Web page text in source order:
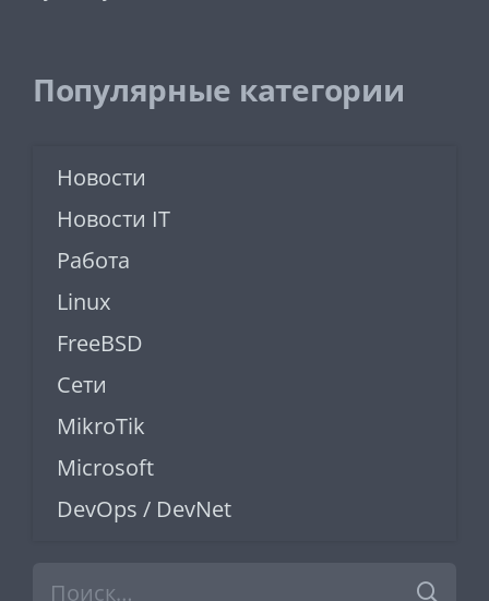
Популярные категории
Новости
Новости IT
Работа
Linux
FreeBSD
Сети
MikroTik
Microsoft
DevOps / DevNet